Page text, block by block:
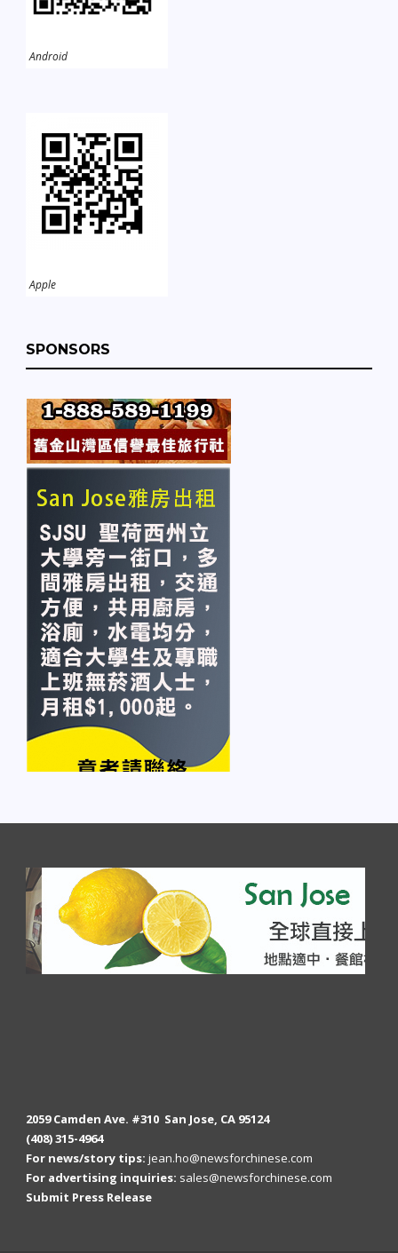
Android
Apple
SPONSORS
2059 Camden Ave. #310 San Jose, CA 95124
(408) 315-4964
For news/story tips: jean.ho@newsforchinese.com
For advertising inquiries: sales@newsforchinese.com
Submit Press Release